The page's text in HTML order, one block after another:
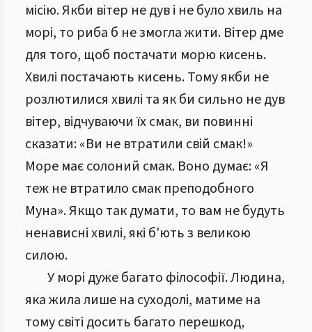
місію. Якби вітер не дув і не було хвиль на
морі, то риба б не змогла жити. Вітер дме
для того, щоб постачати морю кисень.
Хвилі постачають кисень. Тому якби не
розлютилися хвилі та як би сильно не дув
вітер, відчуваючи їх смак, ви повинні
сказати: «Ви не втратили свій смак!»
Море має солоний смак. Воно думає: «Я
теж не втратило смак преподобного
Муна». Якщо так думати, то вам не будуть
ненависні хвилі, які б'ють з великою
силою.
У морі дуже багато філософії. Людина,
яка жила лише на суходолі, матиме на
тому світі досить багато перешкод,